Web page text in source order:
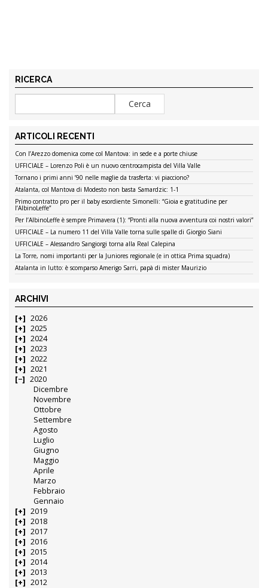
RICERCA
ARTICOLI RECENTI
Con l’Arezzo domenica come col Mantova: in sede e a porte chiuse
UFFICIALE – Lorenzo Poli è un nuovo centrocampista del Villa Valle
Tornano i primi anni ’90 nelle maglie da trasferta: vi piacciono?
Atalanta, col Mantova di Modesto non basta Samardzic: 1-1
Primo contratto pro per il baby esordiente Simonelli: “Gioia e gratitudine per
l’AlbinoLeffe”
Per l’AlbinoLeffe è sempre Primavera (1): “Pronti alla nuova avventura coi nostri valori”
UFFICIALE – La numero 11 del Villa Valle torna sulle spalle di Giorgio Siani
UFFICIALE – Alessandro Sangiorgi torna alla Real Calepina
La Torre, nomi importanti per la Juniores regionale (e in ottica Prima squadra)
Atalanta in lutto: è scomparso Amerigo Sarri, papà di mister Maurizio
ARCHIVI
2026
2025
2024
2023
2022
2021
2020
Dicembre
Novembre
Ottobre
Settembre
Agosto
Luglio
Giugno
Maggio
Aprile
Marzo
Febbraio
Gennaio
2019
2018
2017
2016
2015
2014
2013
2012